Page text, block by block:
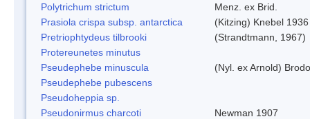
Polytrichum strictum
Menz. ex Brid.
Prasiola crispa subsp. antarctica
(Kitzing) Knebel 1936
Pretriophtydeus tilbrooki
(Strandtmann, 1967)
Protereunetes minutus
Pseudephebe minuscula
(Nyl. ex Arnold)
Pseudephebe pubescens
Pseudoheppia sp.
Pseudonirmus charcoti
Newman 1907